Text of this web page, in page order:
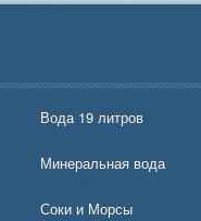
Вода 19 литров
Минеральная вода
Соки и Морсы